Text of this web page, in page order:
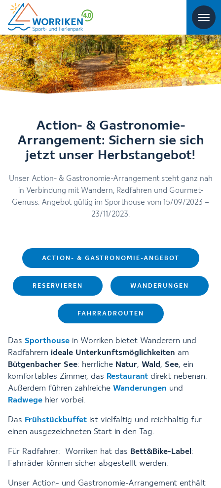
Action- & Gastronomie-
Arrangement: Sichern sie sich
jetzt unser Herbstangebot!
Unser Action- & Gastronomie-Arrangement steht ganz nah
in Verbindung mit Wandern, Radfahren und Gourmet-
Genuss. Angebot gültig im Sporthouse vom 15/09/2023 –
23/11/2023.
ACTION- & GASTRONOMIE-ANGEBOT
RESERVIEREN WANDERUNGEN
FAHRRADROUTEN
Das Sporthouse in Worriken bietet Wanderern und
Radfahrern ideale Unterkunftsmöglichkeiten am
Bütgenbacher See: herrliche Natur, Wald , See, ein
komfortables Zimmer, das Restaurant direkt nebenan.
Außerdem führen zahlreiche Wanderungen und
Radwege hier vorbei.
Das Frühstückbuffet ist vielfaltig und reichhaltig für
einen ausgezeichneten Start in den Tag.
Für Radfahrer: Worriken hat das Bett&Bike-Label :
Fahrräder können sicher abgestellt werden.
Unser Action- und Gastronomie-Arrangement enthält